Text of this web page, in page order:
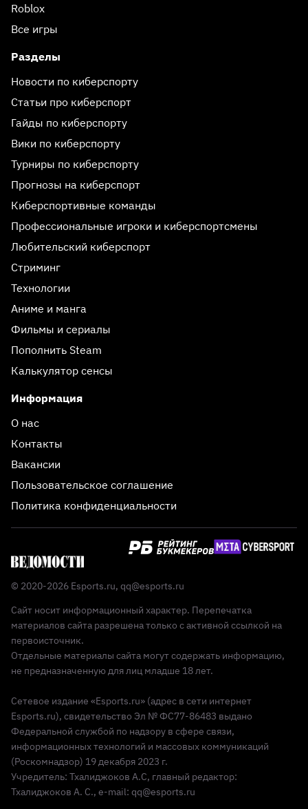
Roblox
Все игры
Разделы
Новости по киберспорту
Статьи про киберспорт
Гайды по киберспорту
Вики по киберспорту
Турниры по киберспорту
Прогнозы на киберспорт
Киберспортивные команды
Профессиональные игроки и киберспортсмены
Любительский киберспорт
Стриминг
Технологии
Аниме и манга
Фильмы и сериалы
Пополнить Steam
Калькулятор сенсы
Информация
О нас
Контакты
Вакансии
Пользовательское соглашение
Политика конфиденциальности
© 2020-2026 Esports.ru, qq@esports.ru
Сайт носит информационный характер. Перепечатка
материалов сайта разрешена только с активной ссылкой на
первоисточник.
Отдельные материалы сайта могут содержать информацию,
не предназначенную для лиц младше 18 лет.
Сетевое издание «Esports.ru» (адрес в сети интернет
Esports.ru), свидетельство Эл № ФС77-86483 выдано
Федеральной службой по надзору в сфере связи,
информационных технологий и массовых коммуникаций
(Роскомнадзор) 19 декабря 2023 г.
Учредитель: Тхалиджоков А.С, главный редактор:
Тхалиджоков А. С., e-mail: qq@esports.ru